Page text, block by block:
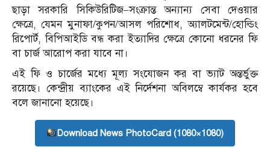
ছাড়া সরকারি সিকিউরিটিজ–সংক্রান্ত অন্যান্য সেবা দেওয়ার
ক্ষেত্রে, যেমন মুনাফা/কুপন/আসল পরিশোধ, অ্যালটমেন্ট/হোল্ডিং
রিপোর্ট, বিপিআইডি বন্ধ করা ইত্যাদির ক্ষেত্রে কোনো ধরনের ফি
বা চার্জ আরোপ করা যাবে না।
এই ফি ও চার্জের মধ্যে মূল্য সংযোজন কর বা ভ্যাট অন্তর্ভুক্ত
রয়েছে। কেন্দ্রীয় ব্যাংকের এই নির্দেশনা অবিলম্বে কার্যকর হবে
বলে জানানো হয়েছে।
Download News PhotoCard (1080×1080)